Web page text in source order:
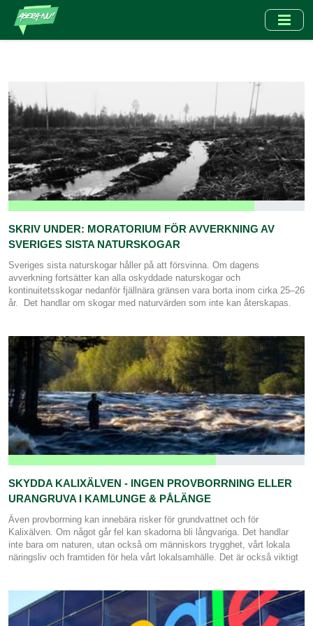
Hoppa
huvudinnehåll
SKRIV UNDER: MORATORIUM FÖR AVVERKNING AV
SVERIGES SISTA NATURSKOGAR
Sveriges sista naturskogar håller på att försvinna. Om dagens
avverkning fortsätter kan alla oskyddade naturskogar och
kontinuitetsskogar nedanför fjällnära gränsen vara borta inom cirka 25–26
år. Det handlar om skogar med naturvärden som inte kan återskapas.
strukturer och ekologiska samband som inte kan ersättas av planterad
produktionsskog. • 670 000 hektar skog med oersättliga naturvärden
riskerar att avverkas inom cirka 26 år om nuvarande takt fortsätter. •
Cirka 1,2 miljoner hektar värdefull skog – kända värdekärnor och
sannolika kontinuitetsskogar – saknar idag skydd. Forskning och
myndighetsanalyser visar att all avverkning av kända värdekärnor och
kontinuitetsskogar behöver upphöra för att stoppa förlusten av biologisk
mångfald i skogslandskapet.
SKYDDA KALIXÄLVEN - INGEN PROVBORRNING ELLER
URANGRUVA I KAMLUNGE & PÅLÄNGE
Även provborrning kan innebära risker för grundvattnet och för
Kalixälven. Om något går fel kan skadorna bli långvariga. Det handlar
inte bara om naturen, utan också om människors trygghet, vårt lokala
näringsliv och framtiden för hela vårt lokalsamhälle. Det är också viktigt
markägare, samebyar, företag och privatpersoner att säga ifrån. När
lagstiftningen försvagas måste vi som bor här agera tillsammans.
Miljöpartiet i Kalix och Norrbotten vill att framtiden ska byggas på friska